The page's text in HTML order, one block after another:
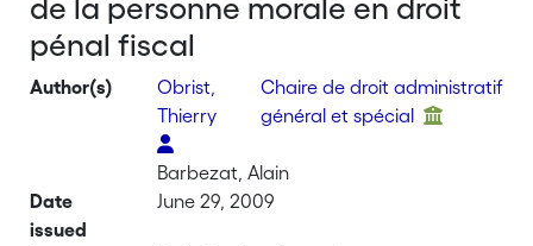
de la personne morale en droit
pénal fiscal
Author(s)
Obrist,
Thierry
Chaire de droit administratif
général et spécial
Barbezat, Alain
Date
issued
June 29, 2009